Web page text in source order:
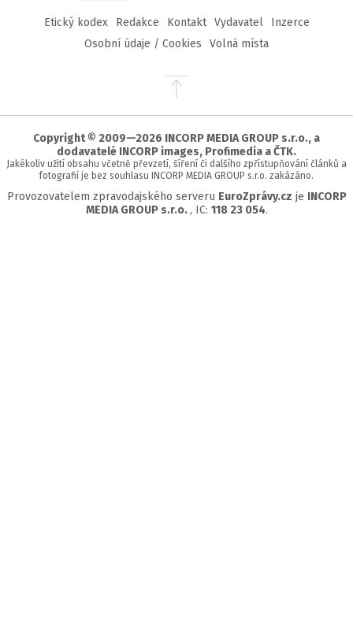
Etický kodex Redakce Kontakt Vydavatel
Inzerce
Osobní údaje / Cookies
Volná místa
Přejít
stránky
Copyright © 2009—2026 INCORP MEDIA GROUP s.r.o., a
dodavatelé INCORP images, Profimedia a ČTK.
Jakékoliv užití obsahu včetně převzetí, šíření či dalšího zpřístupňování článků a
fotografií je bez souhlasu INCORP MEDIA GROUP s.r.o. zakázáno.
Provozovatelem zpravodajského serveru EuroZprávy.cz je INCORP
MEDIA GROUP s.r.o. , IC: 118 23 054.